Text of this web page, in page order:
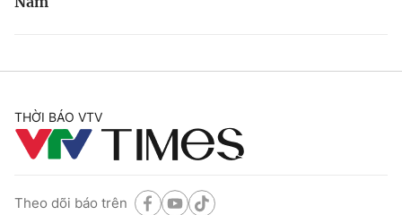
THỜI BÁO VTV
Theo dõi báo trên